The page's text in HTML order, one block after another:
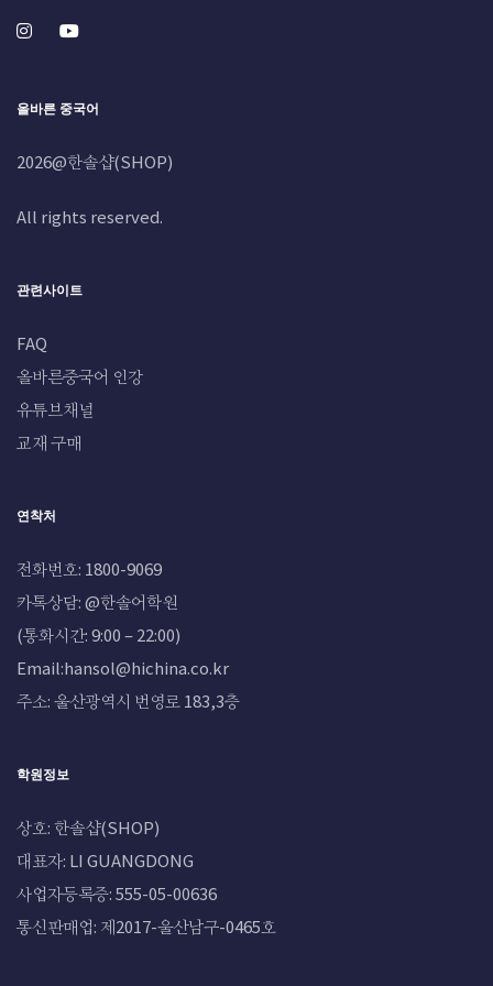
올바른 중국어
2026@한솔샵(SHOP)
All rights reserved.
관련사이트
FAQ
올바른중국어 인강
유튜브채널
교재 구매
연착처
전화번호: 1800-9069
카톡상담: @한솔어학원
(통화시간: 9:00 – 22:00)
Email:hansol@hichina.co.kr
주소: 울산광역시 번영로 183,3층
학원정보
상호: 한솔샵(SHOP)
대표자: LI GUANGDONG
사업자등록증: 555-05-00636
통신판매업: 제2017-울산남구-0465호